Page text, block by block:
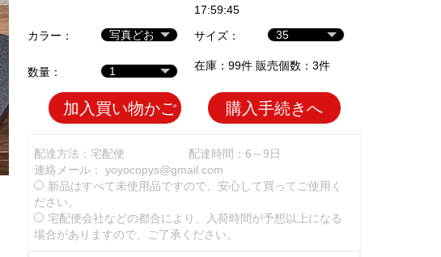
17:59:45
カラー：
サイズ：
数量： 在庫：99件 販売個数：3件
加入買い物かご 購入手続きへ
配達方法：宅配便
配達時間：6～9日
連絡メール： yoyocopys@gmail.com
新品はすべて未使用品ですので、安心して買ってご使用く
ださい。
宅配便会社などの都合により、入荷時間が予想以上になる
場合がありますので、ご了承ください。